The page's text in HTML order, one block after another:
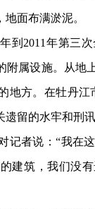
面布满淤泥。
到2011年第三
附属设施。从地
地方。在牡丹江
留的水牢和刑讯
记者说：“我在
建筑，我们没